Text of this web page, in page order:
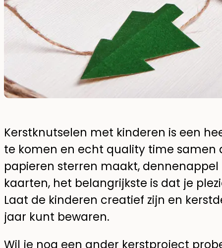
Kerstknutselen met kinderen is een
te komen en echt quality time samen
papieren sterren maakt,
kaarten, het belangrijkste is dat je
Laat de kinderen creatief zijn en
jaar kunt bewaren.
Wil je nog een ander kerstproject